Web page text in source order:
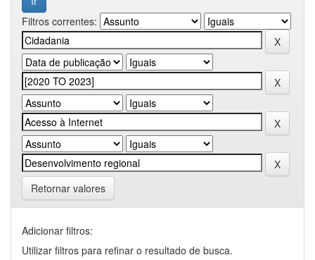
Filtros correntes:
Retornar valores
Adicionar filtros:
Utilizar filtros para refinar o resultado de busca.